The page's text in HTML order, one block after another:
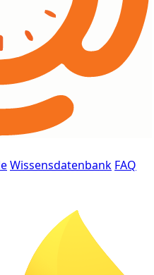
Wissensdatenbank FAQ